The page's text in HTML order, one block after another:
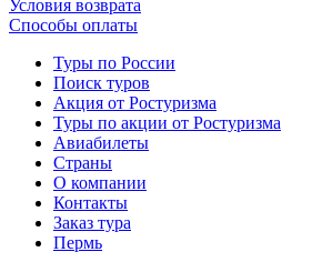
Условия возврата
Способы оплаты
Туры по России
Поиск туров
Акция от Ростуризма
Туры по акции от Ростуризма
Авиабилеты
Страны
О компании
Контакты
Заказ тура
Пермь